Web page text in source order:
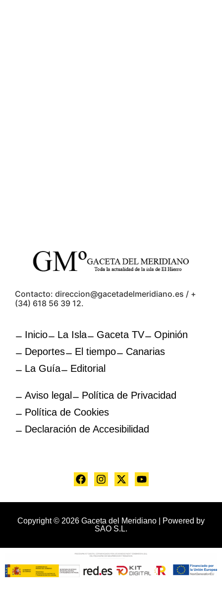
Contacto: direccion@gacetadelmeridiano.es / +
(34) 618 56 39 12.
Inicio La Isla Gaceta TV
Opinión
Deportes
El tiempo
Canarias
La Guía
Editorial
Aviso legal
Política de Privacidad
Política de Cookies
Declaración de Accesibilidad
Copyright © 2026 Gaceta del Meridiano | Powered by
SAO S.L.